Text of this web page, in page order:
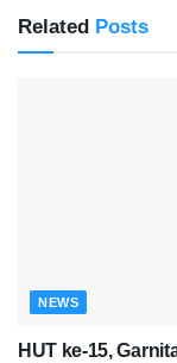
Related Posts
NEWS
HUT ke-15,